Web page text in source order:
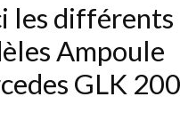
les différents
Ampoule
GLK